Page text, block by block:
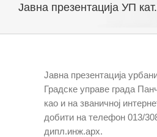
Јавна презентација УП
Јавна презентација
Градске управе града
као и на званичној
добити на телефон 013/
дипл.инж.арх.